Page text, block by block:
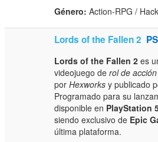
Género: Action-RPG /
Lords of the Fallen 2
Lords of the Fallen 2 es
videojuego derol de acción
porHexworks y publicado
Programado para su
disponible en PlayStation
siendo exclusivo de Epic
última plataforma.